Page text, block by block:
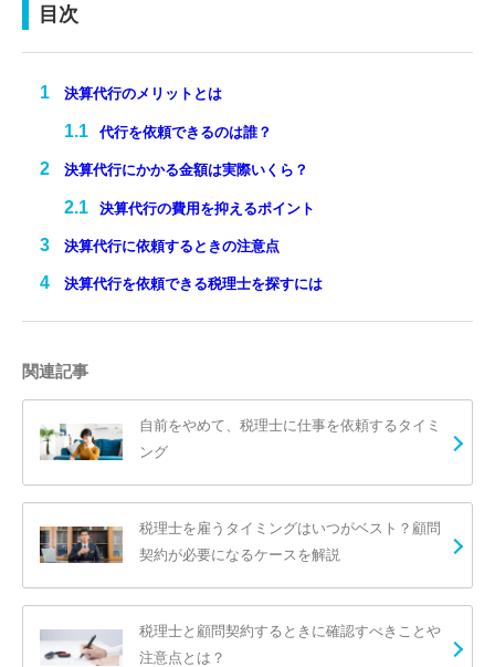
目次
決算代行のメリットとは
代行を依頼できるのは誰？
決算代行にかかる金額は実際いくら？
決算代行の費用を抑えるポイント
決算代行に依頼するときの注意点
決算代行を依頼できる税理士を探すには
関連記事
自前をやめて、税理士に仕事を依頼するタイミ
ング
税理士を雇うタイミングはいつがベスト？顧問
契約が必要になるケースを解説
税理士と顧問契約するときに確認すべきことや
注意点とは？